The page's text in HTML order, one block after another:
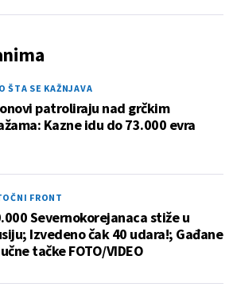
ŠTA SE KAŽNJAVA
patroliraju nad grčkim
Kazne idu do 73.000 evra
FRONT
Severnokorejanaca stiže u
Izvedeno čak 40 udara!; Gađane
tačke FOTO/VIDEO